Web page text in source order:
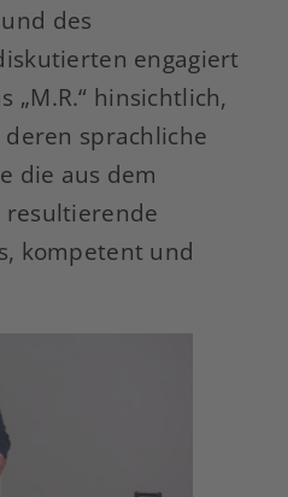
des
engagiert
„M.R.“ hinsichtlich,
sprachliche
die aus dem
kompetent und